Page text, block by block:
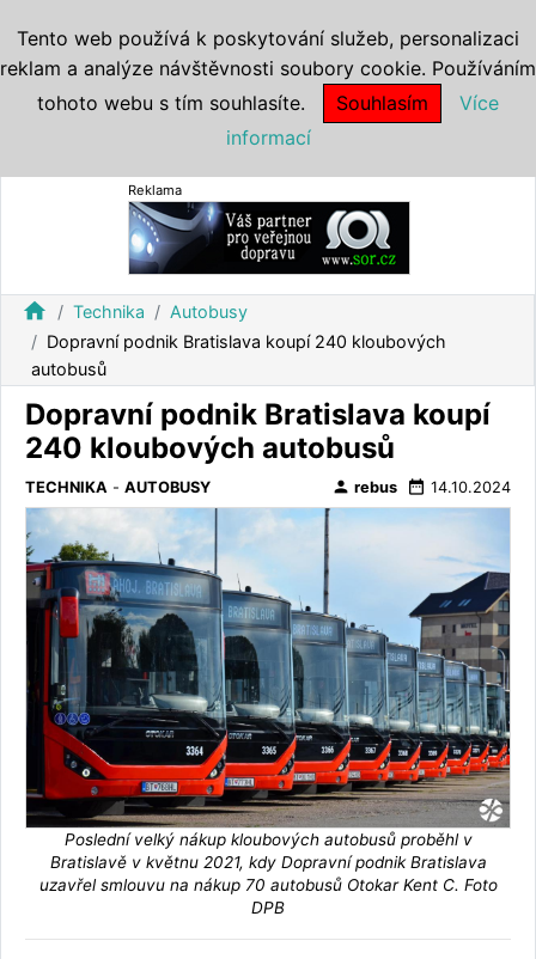
Reklama
home Technika
Autobusy
Dopravní podnik Bratislava koupí 240 kloubových
autobusů
Dopravní podnik Bratislava koupí
240 kloubových autobusů
TECHNIKA - AUTOBUSY person rebus date_range 14.10.2024
Poslední velký nákup kloubových autobusů proběhl v
Bratislavě v květnu 2021, kdy Dopravní podnik Bratislava
uzavřel smlouvu na nákup 70 autobusů Otokar Kent C. Foto
DPB
Tento web používá k poskytování služeb, personalizaci
reklam a analýze návštěvnosti soubory cookie. Používáním
tohoto webu s tím souhlasíte.
Souhlasím
Více
informací